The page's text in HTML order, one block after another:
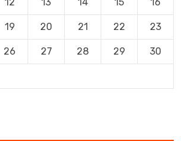
19 20 21 22 23
26 27 28 29 30